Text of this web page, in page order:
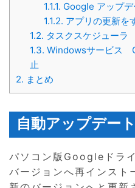
1.1.1. Google アップ
1.1.2. アプリの更新を
1.2. タスクスケジュー
1.3. Windowsサービス
止
2. まとめ
自動アップデー
パソコン版Googleドラ
バージョンへ再インスト